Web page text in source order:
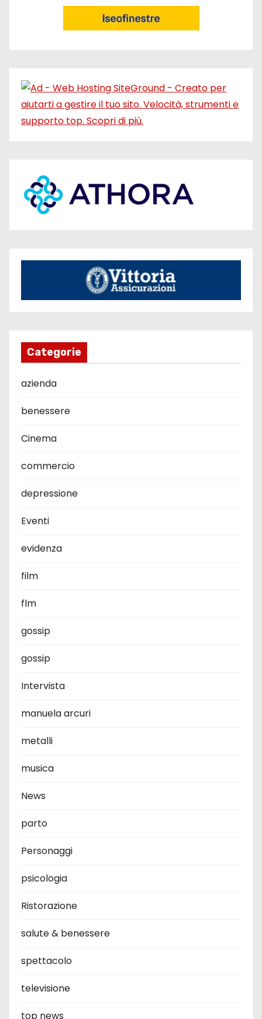
Categorie
azienda
benessere
Cinema
commercio
depressione
Eventi
evidenza
film
flm
gossip
gossip
Intervista
manuela arcuri
metalli
musica
News
parto
Personaggi
psicologia
Ristorazione
salute & benessere
spettacolo
televisione
top news